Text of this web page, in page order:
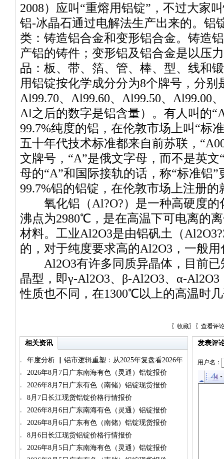
2008）应叫“重熔用铝锭”，不过大家
铝-冰晶石通过电解法生产出来的。铝
类：铸造铝合金和变形铝合金。铸造
产铝的铸件；变形铝及铝合金是以压
品：板、带、箔、管、棒、型、线和
用铝锭按化学成分分为8个牌号，分别
Al99.70、Al99.60、Al99.50、Al99.00
Al之后的数字是铝含量）。有人叫的
99.7%纯度的铝，在伦敦市场上叫“标
五十年代技术标准都来自前苏联，
文牌号，“A”是俄文字母，而不是英
母的“A”和国际接轨的话，称“标准铝
99.7%铝的铝锭，在伦敦市场上注册的
氧化铝（Al?O?）是一种高硬度的
沸点为2980℃，是在高温下可电离的
材料。工业Al2O3是由铝矾土（
的，对于纯度要求高的Al2O3，一般
Al2O3有许多同质异晶体，目前已
晶型，即γ-Al2O3、β-Al2O3、α-
性质也不同，在1300℃以上的高温时
〖 收藏〗〖 查看评
相关资讯
年度分析 ▏铝市逻辑重塑：从2025年复盘看2026年
运行新主线（铝锭篇）
2026年8月7日广东南海有色（灵通）铝锭报价
2026年8月7日广东有色（南储）铝锭现货报价
8月7日长江现货铝锭价格行情报价
2026年8月6日广东南海有色（灵通）铝锭报价
2026年8月6日广东有色（南储）铝锭现货报价
8月6日长江现货铝锭价格行情报价
2026年8月5日广东南海有色（灵通）铝锭报价
发表评
用户名：